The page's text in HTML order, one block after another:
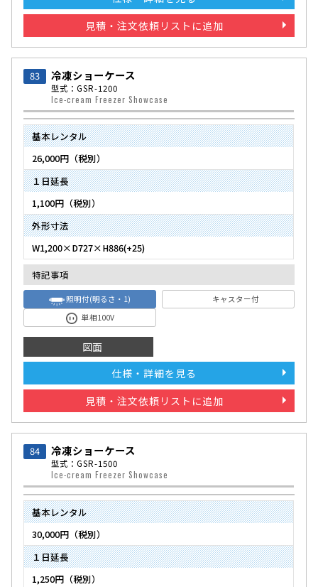
見積・注文依頼リストに追加
83 冷凍ショーケース
型式：GSR-1200
Ice-cream Freezer Showcase
基本レンタル
26,000円（税別）
１日延長
1,100円（税別）
外形寸法
W1,200×D727×H886(+25)
特記事項
照明付(明るさ・1)
キャスター付
単相100V
図面
仕様・詳細を見る
見積・注文依頼リストに追加
84 冷凍ショーケース
型式：GSR-1500
Ice-cream Freezer Showcase
基本レンタル
30,000円（税別）
１日延長
1,250円（税別）